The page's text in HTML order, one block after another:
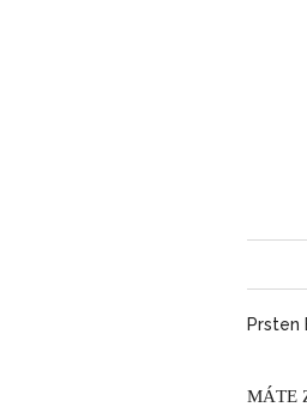
Prsten
MÁTE